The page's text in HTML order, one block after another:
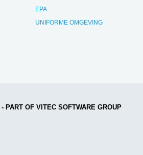
EPA
UNIFORME OMGEVING
PART OF VITEC SOFTWARE GROUP